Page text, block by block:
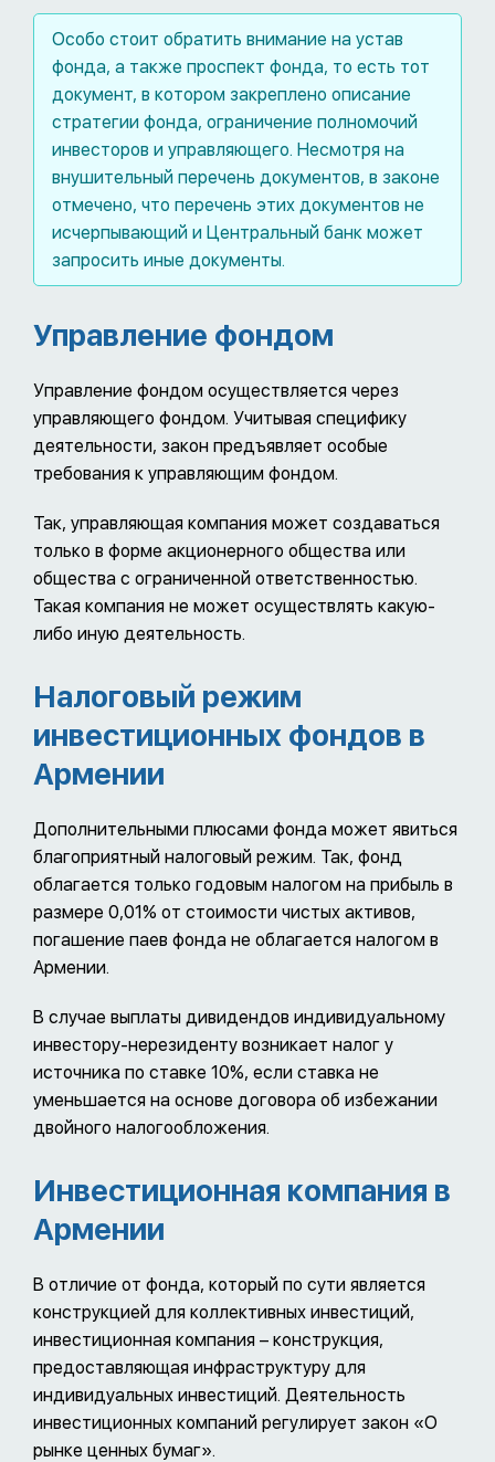
Особо стоит обратить внимание на устав
фонда, а также проспект фонда, то есть тот
документ, в котором закреплено описание
стратегии фонда, ограничение полномочий
инвесторов и управляющего. Несмотря на
внушительный перечень документов, в законе
отмечено, что перечень этих документов не
исчерпывающий и Центральный банк может
запросить иные документы.
Управление фондом
Управление фондом осуществляется через
управляющего фондом. Учитывая специфику
деятельности, закон предъявляет особые
требования к управляющим фондом.
Так, управляющая компания может создаваться
только в форме акционерного общества или
общества с ограниченной ответственностью.
Такая компания не может осуществлять какую-
либо иную деятельность.
Налоговый режим
инвестиционных фондов в
Армении
Дополнительными плюсами фонда может явиться
благоприятный налоговый режим. Так, фонд
облагается только годовым налогом на прибыль в
размере 0,01% от стоимости чистых активов,
погашение паев фонда не облагается налогом в
Армении.
В случае выплаты дивидендов индивидуальному
инвестору-нерезиденту возникает налог у
источника по ставке 10%, если ставка не
уменьшается на основе договора об избежании
двойного налогообложения.
Инвестиционная компания в
Армении
В отличие от фонда, который по сути является
конструкцией для коллективных инвестиций,
инвестиционная компания – конструкция,
предоставляющая инфраструктуру для
индивидуальных инвестиций. Деятельность
инвестиционных компаний регулирует закон «О
рынке ценных бумаг».